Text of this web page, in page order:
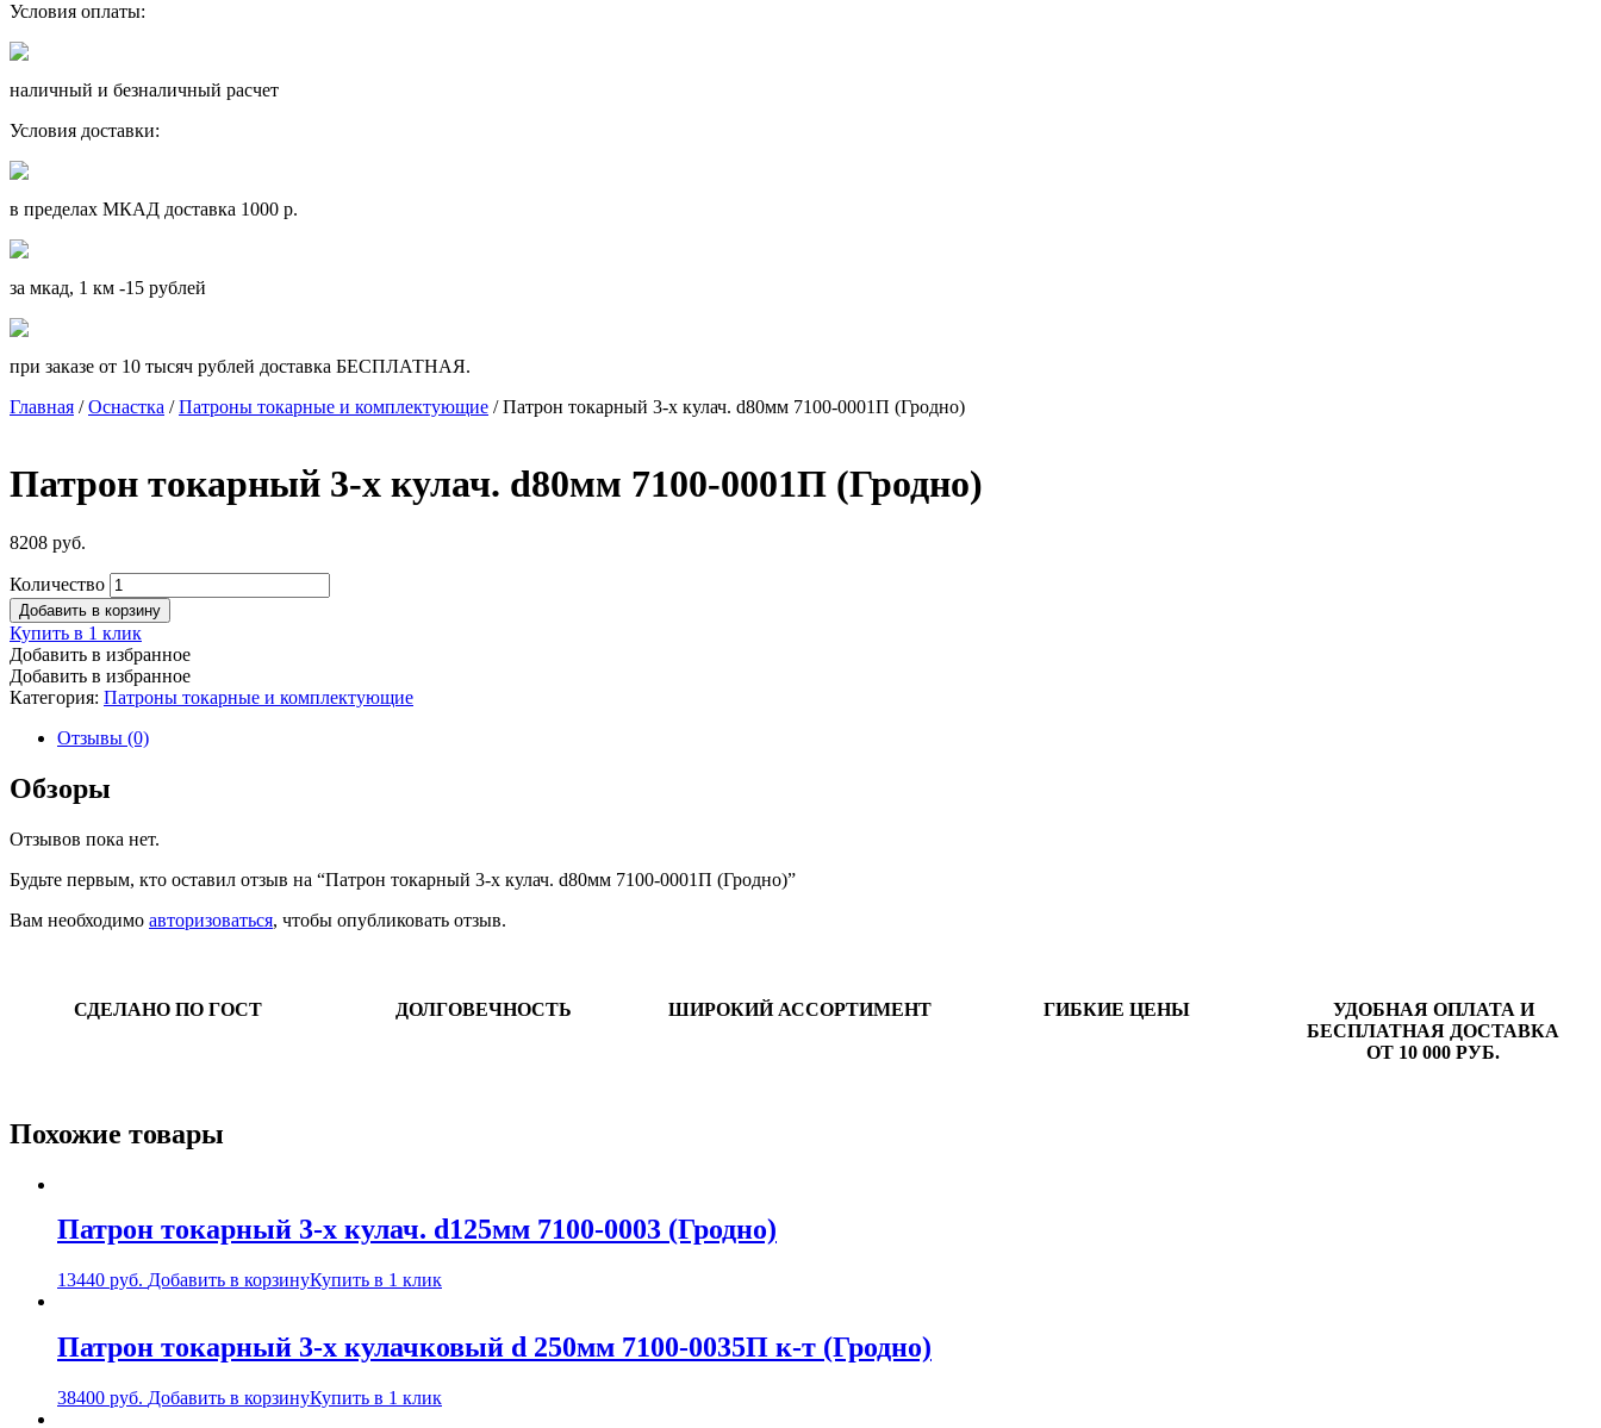
Условия оплаты:
наличный и безналичный расчет
Условия доставки:
в пределах МКАД доставка 1000 р.
за мкад, 1 км -15 рублей
при заказе от 10 тысяч рублей доставка БЕСПЛАТНАЯ.
Главная /Оснастка /Патроны токарные и комплектующие / Патрон токарный 3-х кулач. d80мм 7100-0001П (Гродно)
Патрон токарный 3-х кулач. d80мм 7100-0001П (Гродно)
8208 руб.
Количество
Добавить в корзину
Купить в 1 клик
Добавить в избранное
Добавить в избранное
Категория: Патроны токарные и комплектующие
Отзывы (0)
Обзоры
Отзывов пока нет.
Будьте первым, кто оставил отзыв на “Патрон токарный 3-х кулач. d80мм 7100-0001П (Гродно)”
Вам необходимо авторизоваться, чтобы опубликовать отзыв.
СДЕЛАНО ПО ГОСТ ДОЛГОВЕЧНОСТЬ ШИРОКИЙ АССОРТИМЕНТ ГИБКИЕ ЦЕНЫ
УДОБНАЯ ОПЛАТА И
БЕСПЛАТНАЯ ДОСТАВКА
ОТ 10 000 РУБ.
Похожие товары
Патрон токарный 3-х кулач. d125мм 7100-0003 (Гродно)
13440 руб. Добавить в корзинуКупить в 1 клик
Патрон токарный 3-х кулачковый d 250мм 7100-0035П к-т (Гродно)
38400 руб. Добавить в корзинуКупить в 1 клик